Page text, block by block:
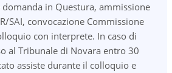
domanda in Questura, ammissione
SAI, convocazione Commissione
con interprete. In caso di
al Tribunale di Novara entro 30
assiste durante il colloquio e